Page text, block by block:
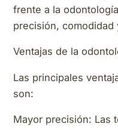
frente a la
precisión, comodidad
Ventajas de la
Las principales
son:
Mayor precisión: Las